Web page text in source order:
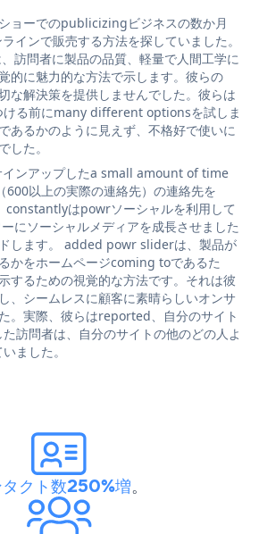
ョーでのpublicizingビジネスの数か月
インで販売する方法を探していました。
問者に製品の品質、軽量で人間工学に
的に魅力的な方法で示します。彼らの
な解決策を提供しませんでした。彼らは
ける前にmany different optionsを試しま
あるかのように見えず、不格好で使いに
した。
インアップしたa small amount of time
600以上の実際の連絡先）の連絡先を
constantlyはpowrソーシャルを利用して
にソーシャルメディアを成長させました
します。 added powr sliderは、製品が
かをホームページcoming toであるた
するための視覚的な方法です。それは彼
、シームレスに顧客に素晴らしいオンサ
。実際、彼らはreported、自分のサイト
訪問者は、自分のサイトの他のどの人よ
ました。
タクト数250%増。